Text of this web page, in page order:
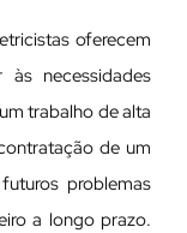
oferecem
às necessidades
trabalho de alta
de um
problemas
a longo prazo.